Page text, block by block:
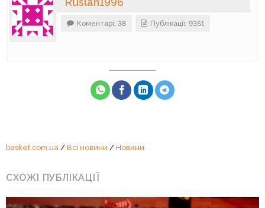
Коментарі: 38 Публікації: 9351
basket.com.ua / Всі новини / Новини
СХОЖІ ПУБЛІКАЦІЇ